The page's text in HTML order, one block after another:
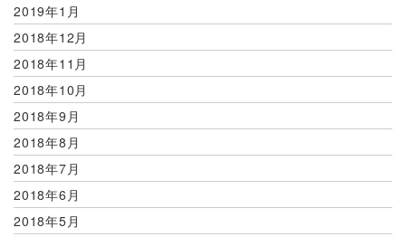
2019年1月
2018年12月
2018年11月
2018年10月
2018年9月
2018年8月
2018年7月
2018年6月
2018年5月